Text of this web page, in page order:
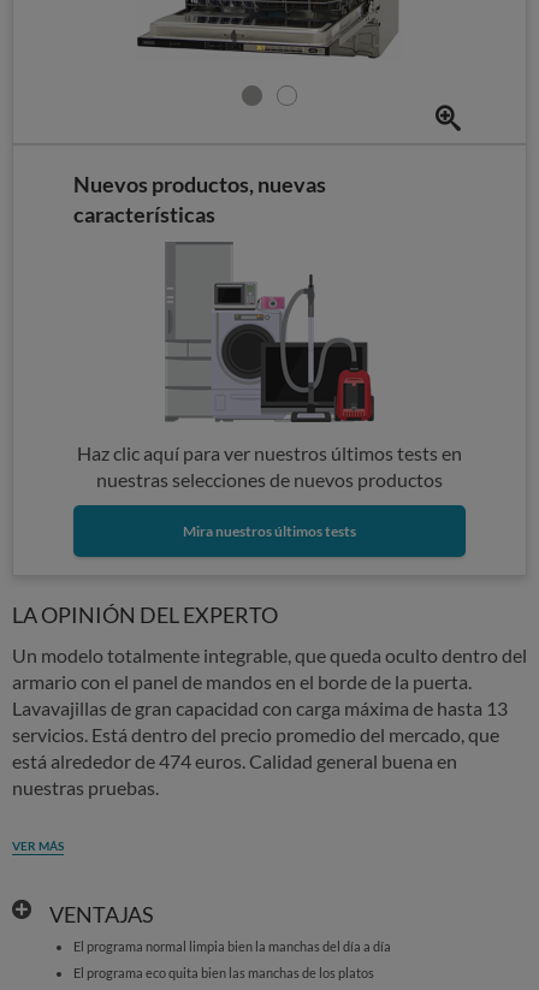
Nuevos productos, nuevas
características
Haz clic aquí para ver nuestros últimos tests en
nuestras selecciones de nuevos productos
Mira nuestros últimos tests
LA OPINIÓN DEL EXPERTO
Un modelo totalmente integrable, que queda oculto dentro del
armario con el panel de mandos en el borde de la puerta.
Lavavajillas de gran capacidad con carga máxima de hasta 13
servicios. Está dentro del precio promedio del mercado, que
está alrededor de 474 euros. Calidad general buena en
nuestras pruebas.
VER MÁS
VENTAJAS
El programa normal limpia bien la manchas del día a día
El programa eco quita bien las manchas de los platos